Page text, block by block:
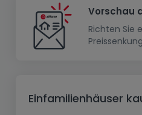
Reihenhaus
Doppelhaushälfte
Schloss
Schlafzimmer
1-Zimmer-Apartment
Dreigeschossige
Wohnanlage
Wohnsiedlung
Haus bauen
Musterhaus
Renditeobjekt
Kein Bauland
Garage - Parkplatz
Büro
Vorschau
Richten Sie
Einfamilienhäuser